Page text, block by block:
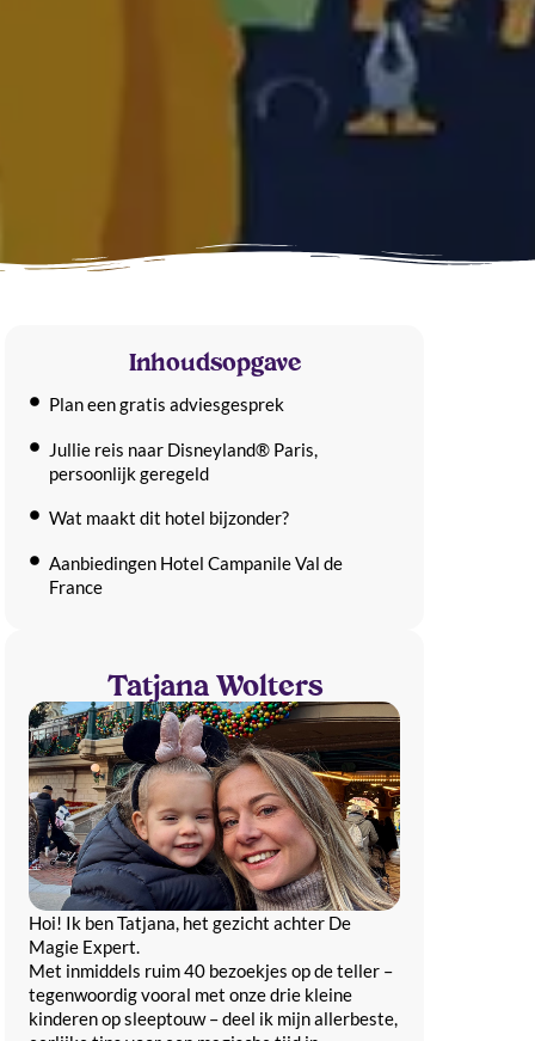
Inhoudsopgave
Plan een gratis adviesgesprek
Jullie reis naar Disneyland® Paris,
persoonlijk geregeld
Wat maakt dit hotel bijzonder?
Aanbiedingen Hotel Campanile Val de
France
2-persoonskamer met ontbijt
4-persoonskamer met ontbijt
2-persoonskamer met ontbijt
4-persoonskamer met ontbijt
2-persoonskamer met ontbijt
4-persoonskamer met ontbijt
Kamerfaciliteiten
Ligging
Hotelinformatie en faciliteiten
Tatjana Wolters
Hoi! Ik ben Tatjana, het gezicht achter De
Magie Expert.
​Met inmiddels ruim 40 bezoekjes op de teller –
tegenwoordig vooral met onze drie kleine
kinderen op sleeptouw – deel ik mijn allerbeste,